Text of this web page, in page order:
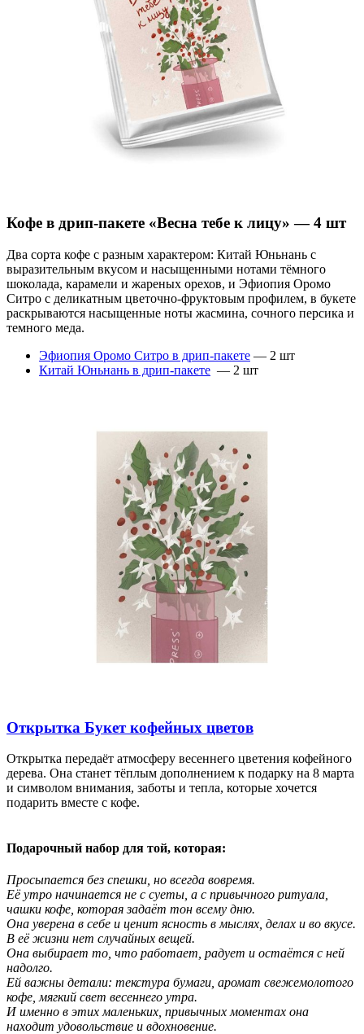
Кофе в дрип-пакете «Весна тебе к лицу» — 4 шт
Два сорта кофе с разным характером: Китай Юньнань с
выразительным вкусом и насыщенными нотами тёмного
шоколада, карамели и жареных орехов, и Эфиопия Оромо
Ситро с деликатным цветочно-фруктовым профилем, в букете
раскрываются насыщенные ноты жасмина, сочного персика и
темного меда.
Эфиопия Оромо Ситро в дрип-пакете — 2 шт
Китай Юньнань в дрип-пакете — 2 шт
Открытка Букет кофейных цветов
Открытка передаёт атмосферу весеннего цветения кофейного
дерева. Она станет тёплым дополнением к подарку на 8 марта
и символом внимания, заботы и тепла, которые хочется
подарить вместе с кофе.
Подарочный набор для той, которая:
Просыпается без спешки, но всегда вовремя.
Её утро начинается не с суеты, а с привычного ритуала,
чашки кофе, которая задаёт тон всему дню.
Она уверена в себе и ценит ясность в мыслях, делах и во вкусе.
В её жизни нет случайных вещей.
Она выбирает то, что работает, радует и остаётся с ней
надолго.
Ей важны детали: текстура бумаги, аромат свежемолотого
кофе, мягкий свет весеннего утра.
И именно в этих маленьких, привычных моментах она
находит удовольствие и вдохновение.